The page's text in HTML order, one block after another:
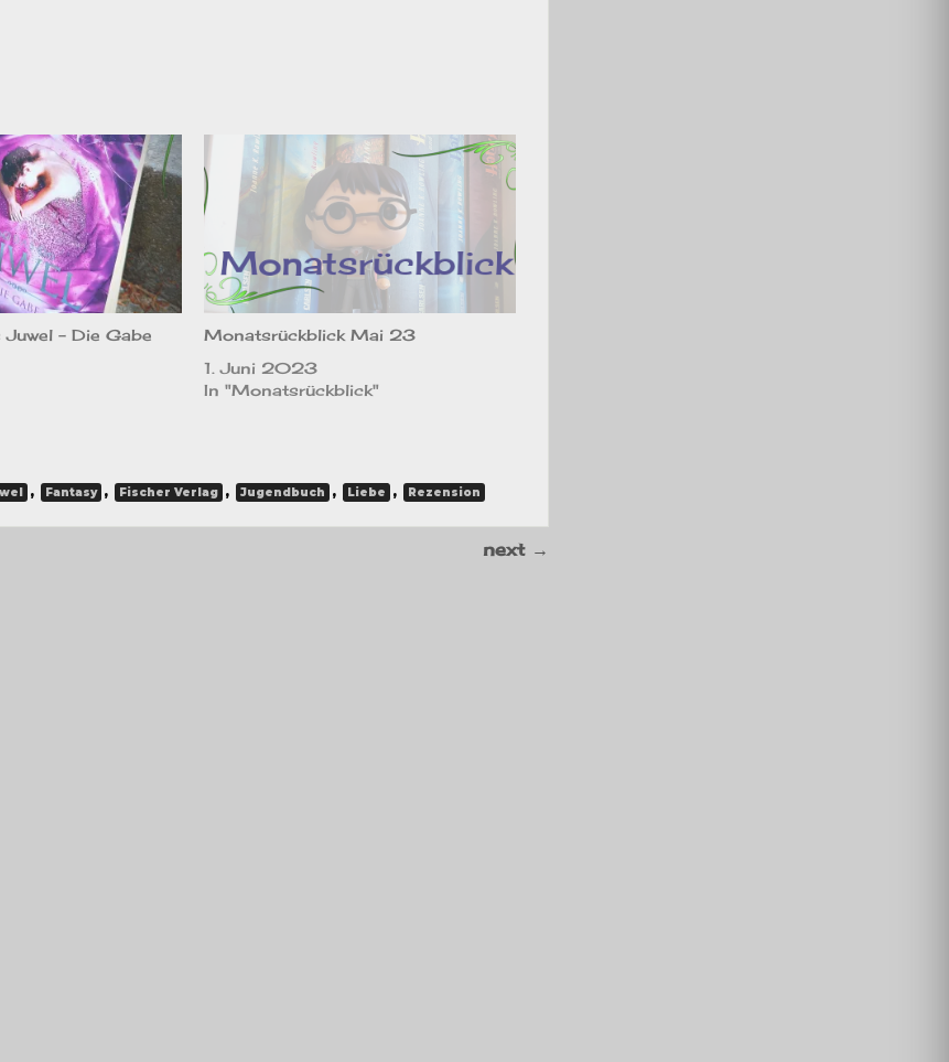
– Die Gabe
Monatsrückblick Mai 23
1. Juni 2023
In "Monatsrückblick"
, Fantasy , Fischer Verlag , Jugendbuch , Liebe , Rezension
next →